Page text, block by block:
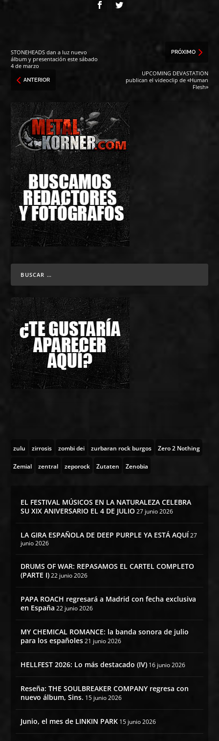
STONEHEADS dan a luz nuevo
álbum y presentación este sábado
4 de marzo
ANTERIOR
PRÓXIMO
UPCOMING DEVASTATION
publican el videoclip de «Human
Flesh»
zulu zirrosis zombi dei zurbaran rock burgos Zero 2 Nothing
Zemial zentral zeporock Zutaten Zenobia
EL FESTIVAL MÚSICOS EN LA NATURALEZA CELEBRA
SU XIX ANIVERSARIO EL 4 DE JULIO 27 junio 2026
LA GIRA ESPAÑOLA DE DEEP PURPLE YA ESTÁ AQUÍ 27
junio 2026
DRUMS OF WAR: REPASAMOS EL CARTEL COMPLETO
(PARTE I) 22 junio 2026
PAPA ROACH regresará a Madrid con fecha exclusiva
en España 22 junio 2026
MY CHEMICAL ROMANCE: la banda sonora de julio
para los españoles 21 junio 2026
HELLFEST 2026: Lo más destacado (IV) 16 junio 2026
Reseña: THE SOULBREAKER COMPANY regresa con
nuevo álbum, Sins. 15 junio 2026
Junio, el mes de LINKIN PARK 15 junio 2026